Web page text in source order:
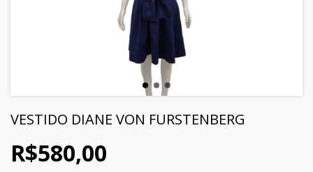
VESTIDO DIANE VON FURSTENBERG
R$580,00